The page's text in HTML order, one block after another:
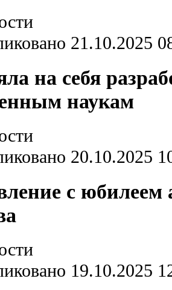
21.10.2025
на себя
наукам
20.10.2025
с
19.10.2025